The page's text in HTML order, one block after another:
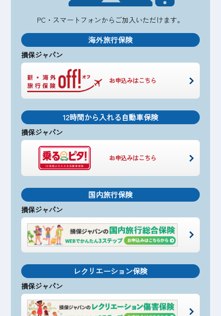
PC・スマートフォンから ご加入いただけます。
海外旅行保険
損保ジャパン
お申込みはこちら
12時間から入れる自動車保険
損保ジャパン
お申込みはこちら
国内旅行保険
損保ジャパン
レクリエーション保険
損保ジャパン